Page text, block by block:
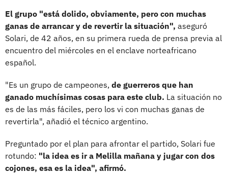
El grupo "está dolido, obviamente, pero con muchas
ganas de arrancar y de revertir la situación", aseguró
Solari, de 42 años, en su primera rueda de prensa previa al
encuentro del miércoles en el enclave norteafricano
español.
"Es un grupo de campeones, de guerreros que han
ganado muchísimas cosas para este club. La situación no
es de las más fáciles, pero los vi con muchas ganas de
revertirla", añadió el técnico argentino.
Preguntado por el plan para afrontar el partido, Solari fue
rotundo: "la idea es ir a Melilla mañana y jugar con dos
cojones, esa es la idea", afirmó.